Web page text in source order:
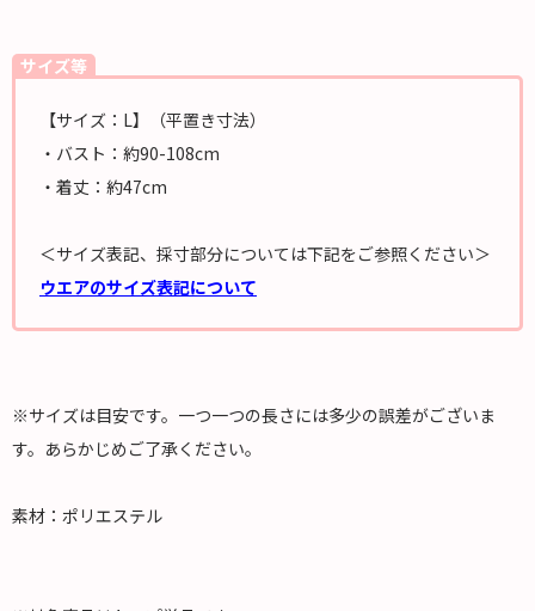
サイズ等
【サイズ：L】（平置き寸法）
・バスト：約90-108cm
・着丈：約47cm
＜サイズ表記、採寸部分については下記をご参照ください＞
ウエアのサイズ表記について
※サイズは目安です。一つ一つの長さには多少の誤差がございま
す。あらかじめご了承ください。
素材：ポリエステル